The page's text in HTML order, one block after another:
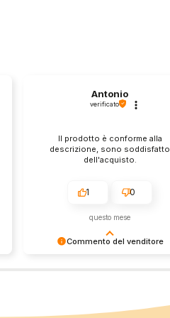
Commento del venditore
Antonio
verificato
Il prodotto è conforme alla
descrizione, sono soddisfatto
dell'acquisto.
1 0
questo mese